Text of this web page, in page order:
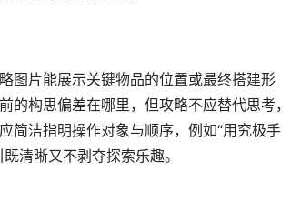
图片能展示关键物品的位置或最终搭建形
构思偏差在哪里，但攻略不应替代思考，
简洁指明操作对象与顺序，例如“用究极手
清晰又不剥夺探索乐趣。